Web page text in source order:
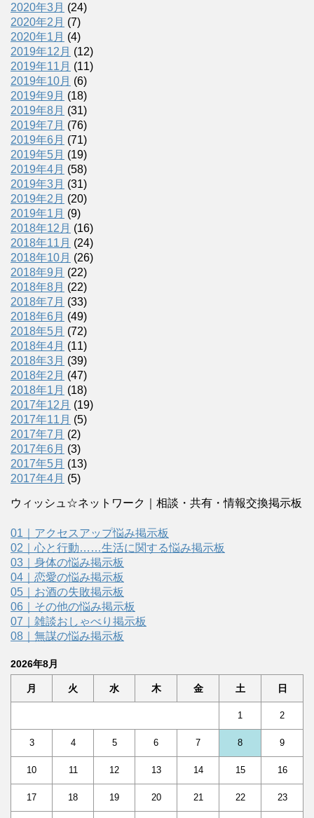
2020年3月 (24)
2020年2月 (7)
2020年1月 (4)
2019年12月 (12)
2019年11月 (11)
2019年10月 (6)
2019年9月 (18)
2019年8月 (31)
2019年7月 (76)
2019年6月 (71)
2019年5月 (19)
2019年4月 (58)
2019年3月 (31)
2019年2月 (20)
2019年1月 (9)
2018年12月 (16)
2018年11月 (24)
2018年10月 (26)
2018年9月 (22)
2018年8月 (22)
2018年7月 (33)
2018年6月 (49)
2018年5月 (72)
2018年4月 (11)
2018年3月 (39)
2018年2月 (47)
2018年1月 (18)
2017年12月 (19)
2017年11月 (5)
2017年7月 (2)
2017年6月 (3)
2017年5月 (13)
2017年4月 (5)
ウィッシュ☆ネットワーク｜相談・共有・情報交換掲示板
01｜アクセスアップ悩み掲示板
02｜心と行動……生活に関する悩み掲示板
03｜身体の悩み掲示板
04｜恋愛の悩み掲示板
05｜お酒の失敗掲示板
06｜その他の悩み掲示板
07｜雑談おしゃべり掲示板
08｜無謀の悩み掲示板
2026年8月
月 火 水 木 金 土 日
1 2
3 4 5 6 7 8 9
10 11 12 13 14 15 16
17 18 19 20 21 22 23